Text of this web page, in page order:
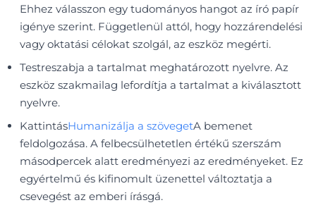
Ehhez válasszon egy tudományos hangot az író papír
igénye szerint. Függetlenül attól, hogy hozzárendelési
vagy oktatási célokat szolgál, az eszköz megérti.
Testreszabja a tartalmat meghatározott nyelvre. Az
eszköz szakmailag lefordítja a tartalmat a kiválasztott
nyelvre.
KattintásHumanizálja a szövegetA bemenet
feldolgozása. A felbecsülhetetlen értékű szerszám
másodpercek alatt eredményezi az eredményeket. Ez
egyértelmű és kifinomult üzenettel változtatja a
csevegést az emberi írásgá.